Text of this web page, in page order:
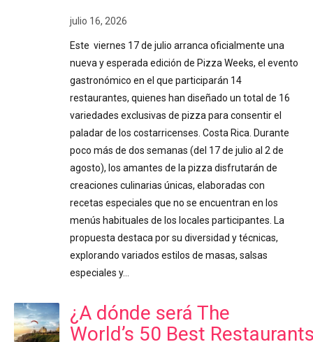
julio 16, 2026
Este viernes 17 de julio arranca oficialmente una
nueva y esperada edición de Pizza Weeks, el evento
gastronómico en el que participarán 14
restaurantes, quienes han diseñado un total de 16
variedades exclusivas de pizza para consentir el
paladar de los costarricenses. Costa Rica. Durante
poco más de dos semanas (del 17 de julio al 2 de
agosto), los amantes de la pizza disfrutarán de
creaciones culinarias únicas, elaboradas con
recetas especiales que no se encuentran en los
menús habituales de los locales participantes. La
propuesta destaca por su diversidad y técnicas,
explorando variados estilos de masas, salsas
especiales y…
¿A dónde será The
World’s 50 Best